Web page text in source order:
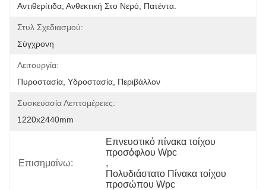
Αντιθερίτιδα, Ανθεκτική Στο Νερό, Πατέντα.
Στυλ Σχεδιασμού:
Σύγχρονη
Λειτουργία:
Πυροστασία, Υδροστασία, Περιβάλλον
Συσκευασία Λεπτομέρειες:
1220x2440mm
Επισημαίνω:
Επνευστικό πίνακα τοίχου
προσόφλου Wpc
,
Πολυδιάστατο Πίνακα τοίχου
προσώπου Wpc